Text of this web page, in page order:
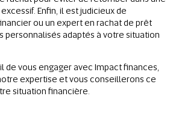
Enfin, il est judicieux de
ou un expert en rachat de prêt
personnalisés adaptés à votre situation
de vous engager avec Impact finances,
expertise et vous conseillerons ce
situation financière.